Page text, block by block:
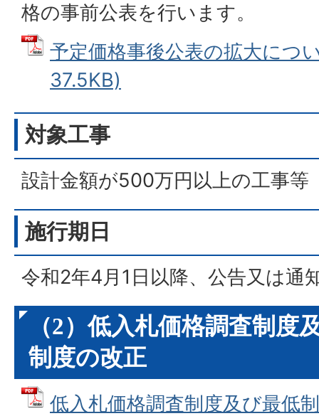
格の事前公表を行います。
予定価格事後公表の拡大につ
37.5KB)
対象工事
設計金額が500万円以上の工事等
施行期日
令和2年4月1日以降、公告又は通
（2）低入札価格調査制度
制度の改正
低入札価格調査制度及び最低